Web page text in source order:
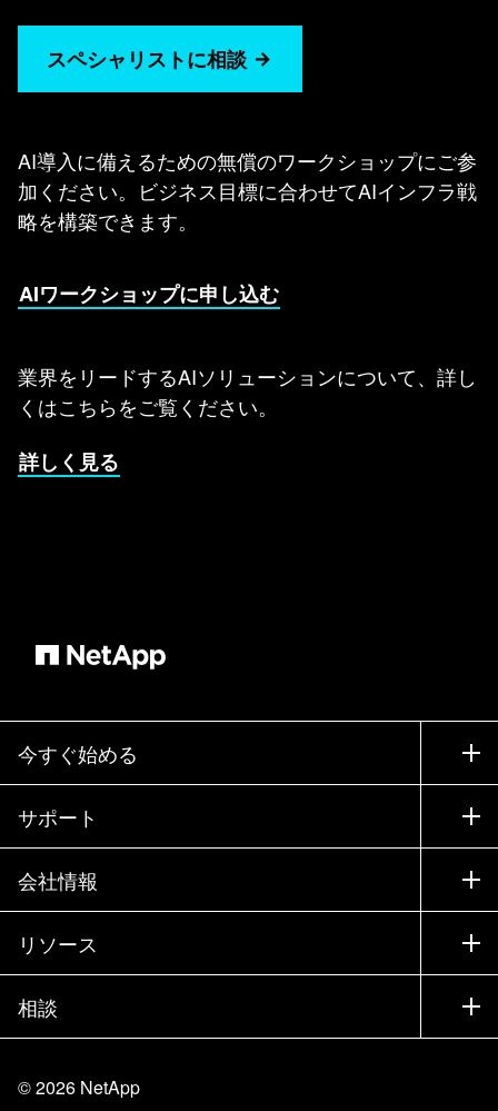
スペシャリストに相談
AI導入に備えるための無償のワークショップにご参
加ください。ビジネス目標に合わせてAIインフラ戦
略を構築できます。
AIワークショップに申し込む
業界をリードするAIソリューションについて、詳し
くはこちらをご覧ください。
詳しく見る
今すぐ始める
購入方法
営業チームへのお問い合わせ
パートナーを検索
エグゼクティブ ブリーフィング
製品A-Z
サポート
サポート
トレーニング
ドキュメント
ナレッジ ベース
コミュニティ
知識の習得
会社情報
会社情報
パートナー
採用情報
Trust Center
リソース
ニュースルーム
イベント
ブログ
相談
当サイトに関するフィードバック
©2026 NetApp